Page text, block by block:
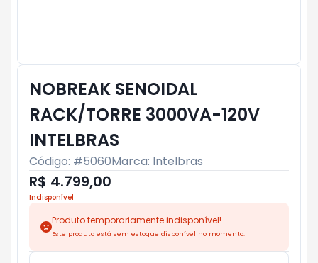
NOBREAK SENOIDAL
RACK/TORRE 3000VA-120V
INTELBRAS
Código: #5060Marca: Intelbras
R$ 4.799,00
Indisponível
Produto temporariamente indisponível!
Este produto está sem estoque disponível no momento.